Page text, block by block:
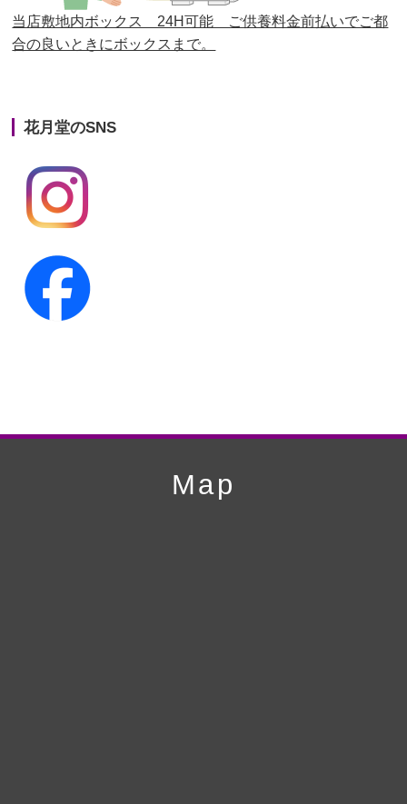
第23回人形供養祭平成26年12月5日
第22回人形供養祭平成26年4月28日
第20回人形供養祭
第19回人形供養祭
第18回人形供養祭
第16回人形供養祭
第15回人形供養祭
第12回人形供養祭平成22年3月9日
平成21年12月4日
当店敷地内ボックス 24H可能 ご供養料金前払いでご都
合の良いときにボックスまで。
花月堂のSNS
Map